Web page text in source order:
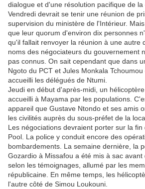
dialogue et d'une résolution pacifique de la
Vendredi devrait se tenir une réunion de
supervision du ministère de l'Intérieur.
que leur quorum d'environ dix personnes
qu'il fallait renvoyer la réunion à une autre
noms des négociateurs du gouvernement
pas connus. On sait cependant que dans
Ngoto du PCT et Jules Monkala
accueilli les délégués de Ntumi.
Jeudi en début d'après-midi, un
accueilli à Mayama par les populations.
appareil que Gustave Ntondo et ses amis
les civilités auprès du sous-préfet de la
Les négociations devraient porter sur la
Pool. La police y conduit encore des
bombardements. La semaine dernière, la
Gozardio à Missafou a été mis à sac avant
selon les témoignages, allumé par les
républicaine. En même temps, les
l'autre côté de Simou Loukouni.